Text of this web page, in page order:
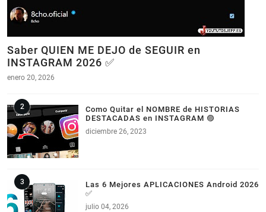
Saber QUIEN ME DEJO de SEGUIR en
INSTAGRAM 2026 ✅
enero 20, 2026
Como Quitar el NOMBRE de HISTORIAS
DESTACADAS en INSTAGRAM 🟣
diciembre 26, 2023
Las 6 Mejores APLICACIONES Android 2026
✅
julio 04, 2026